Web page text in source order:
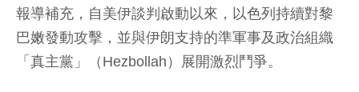
報導補充，自美伊談判啟動以來，以色列持續對黎
巴嫩發動攻擊，並與伊朗支持的準軍事及政治組織
「真主黨」（Hezbollah）展開激烈鬥爭。